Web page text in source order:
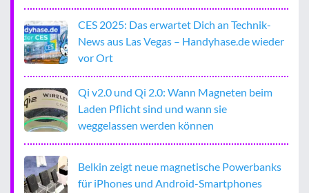
CES 2025: Das erwartet Dich an Technik-
News aus Las Vegas – Handyhase.de wieder
vor Ort
Qi v2.0 und Qi 2.0: Wann Magneten beim
Laden Pflicht sind und wann sie
weggelassen werden können
Belkin zeigt neue magnetische Powerbanks
für iPhones und Android-Smartphones